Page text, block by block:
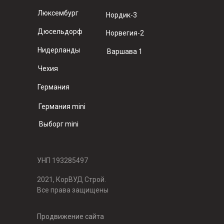
2021, КорВУД Строй.
Все права защищены
УНП 193285497
Люксембург
Дюсельдорф
Нидерланды
Чехия
Германия
Германия mini
Выборг mini
Продвижение сайта
Нордик-3
Норвегия-2
Варшава 1